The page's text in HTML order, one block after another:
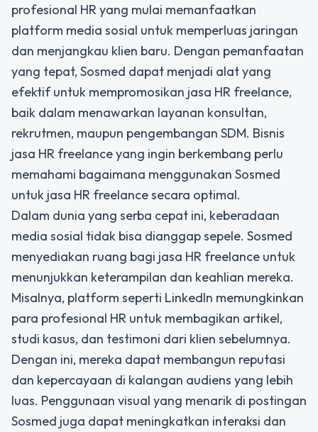
profesional HR yang mulai memanfaatkan
platform media sosial untuk memperluas jaringan
dan menjangkau klien baru. Dengan pemanfaatan
yang tepat, Sosmed dapat menjadi alat yang
efektif untuk mempromosikan jasa HR freelance,
baik dalam menawarkan layanan konsultan,
rekrutmen, maupun pengembangan SDM. Bisnis
jasa HR freelance yang ingin berkembang perlu
memahami bagaimana menggunakan Sosmed
untuk jasa HR freelance secara optimal.
Dalam dunia yang serba cepat ini, keberadaan
media sosial tidak bisa dianggap sepele. Sosmed
menyediakan ruang bagi jasa HR freelance untuk
menunjukkan keterampilan dan keahlian mereka.
Misalnya, platform seperti LinkedIn memungkinkan
para profesional HR untuk membagikan artikel,
studi kasus, dan testimoni dari klien sebelumnya.
Dengan ini, mereka dapat membangun reputasi
dan kepercayaan di kalangan audiens yang lebih
luas. Penggunaan visual yang menarik di postingan
Sosmed juga dapat meningkatkan interaksi dan